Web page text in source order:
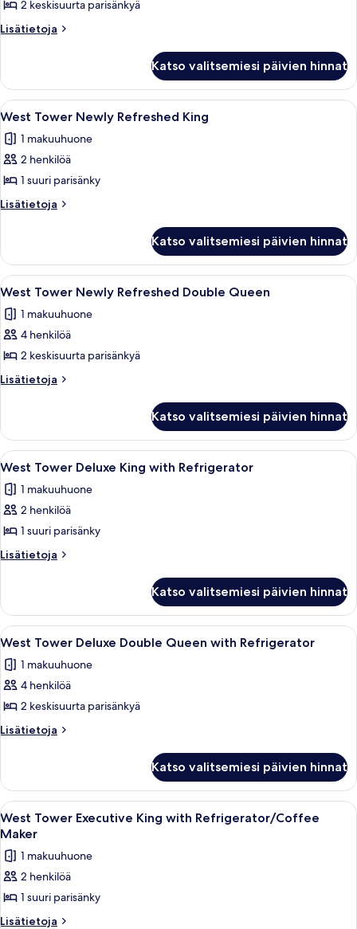
Tower/Dog
Friendly
2 keskisuurta parisänkyä
Lisätietoja
Lisätietoja
Friendly
Queen
Katso valitsemiesi päivien hinnat
Avaa
kaikki
huonetyypin
West
Tower
Newly
kuvat
Hotellihuone, jossa on suuri sänky,
3
West Tower Newly Refreshed King
1 makuuhuone
2 henkilöä
1 suuri parisänky
Lisätietoja
Lisätietoja
Newly
Refreshed
King
Katso valitsemiesi päivien hinnat
Avaa
kaikki
huonetyypin
West
Tower
Newly
Queen
kuvat
Hotellihuoneessa on kaksi sänkyä,
4
West Tower Newly Refreshed Double Queen
1 makuuhuone
4 henkilöä
2 keskisuurta parisänkyä
Lisätietoja
Lisätietoja
Newly
Refreshed
Double
Katso valitsemiesi päivien hinnat
Avaa
kaikki
huonetyypin
West
Tower
Deluxe
Refrigerator
kuvat
Hotellihuone, jossa on suuri sänky,
3
West Tower Deluxe King with Refrigerator
1 makuuhuone
2 henkilöä
1 suuri parisänky
Lisätietoja
Lisätietoja
Deluxe
King
with
Katso valitsemiesi päivien hinnat
Avaa
kaikki
huonetyypin
West
Tower
Deluxe
with
Refrigerator
kuvat
Hotellihuone, jossa on suuri sänky,
5
West Tower Deluxe Double Queen with Refrigerator
1 makuuhuone
4 henkilöä
2 keskisuurta parisänkyä
Lisätietoja
Lisätietoja
Deluxe
Double
Queen
with
Katso valitsemiesi päivien hinnat
Avaa
kaikki
huonetyypin
West
Tower
Executive
King
Hotellihuone, jossa on suuri sänky,
3
West Tower Executive King with Refrigerator/Coffee
Maker
1 makuuhuone
2 henkilöä
1 suuri parisänky
Lisätietoja
Lisätietoja